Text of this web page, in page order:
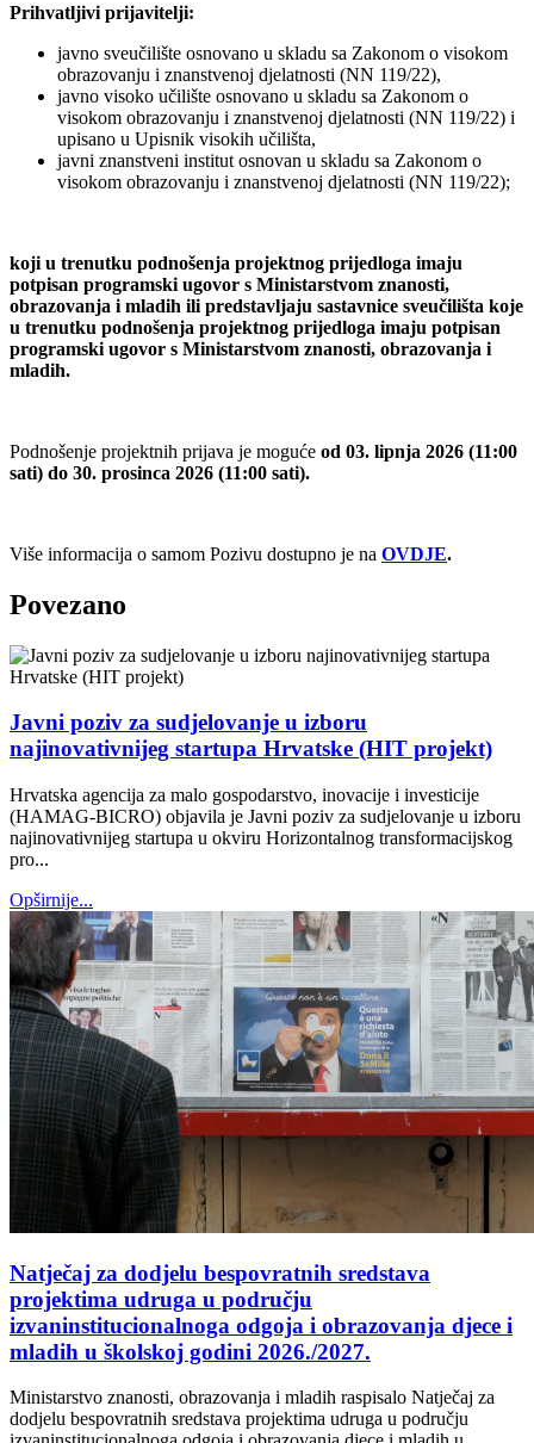
Prihvatljivi prijavitelji:
javno sveučilište osnovano u skladu sa Zakonom o visokom
obrazovanju i znanstvenoj djelatnosti (NN 119/22),
javno visoko učilište osnovano u skladu sa Zakonom o
visokom obrazovanju i znanstvenoj djelatnosti (NN 119/22) i
upisano u Upisnik visokih učilišta,
javni znanstveni institut osnovan u skladu sa Zakonom o
visokom obrazovanju i znanstvenoj djelatnosti (NN 119/22);
koji u trenutku podnošenja projektnog prijedloga imaju
potpisan programski ugovor s Ministarstvom znanosti,
obrazovanja i mladih ili predstavljaju sastavnice sveučilišta koje
u trenutku podnošenja projektnog prijedloga imaju potpisan
programski ugovor s Ministarstvom znanosti, obrazovanja i
mladih.
Podnošenje projektnih prijava je moguće od 03. lipnja 2026 (11:00
sati) do 30. prosinca 2026 (11:00 sati).
Više informacija o samom Pozivu dostupno je na OVDJE.
Povezano
Javni poziv za sudjelovanje u izboru
najinovativnijeg startupa Hrvatske (HIT projekt)
Hrvatska agencija za malo gospodarstvo, inovacije i investicije
(HAMAG-BICRO) objavila je Javni poziv za sudjelovanje u izboru
najinovativnijeg startupa u okviru Horizontalnog transformacijskog
pro...
Opširnije...
Natječaj za dodjelu bespovratnih sredstava
projektima udruga u području
izvaninstitucionalnoga odgoja i obrazovanja djece i
mladih u školskoj godini 2026./2027.
Ministarstvo znanosti, obrazovanja i mladih raspisalo Natječaj za
dodjelu bespovratnih sredstava projektima udruga u području